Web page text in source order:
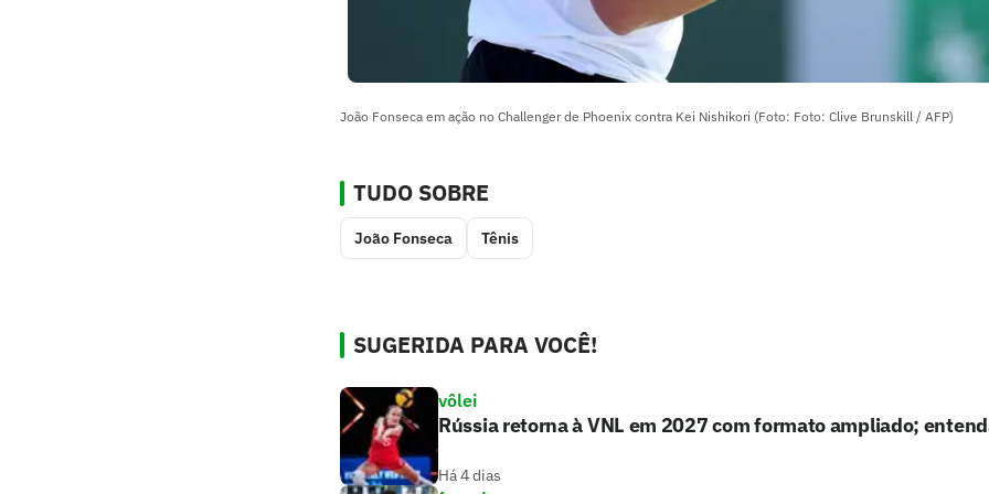
João Fonseca em ação no Challenger de Phoenix contra Kei Nishikori (Foto: Foto: Clive Brunskill / AFP)
TUDO SOBRE
João Fonseca Tênis
SUGERIDA PARA VOCÊ!
vôlei
Rússia retorna à VNL em 2027 com formato ampliado;
Há 4 dias